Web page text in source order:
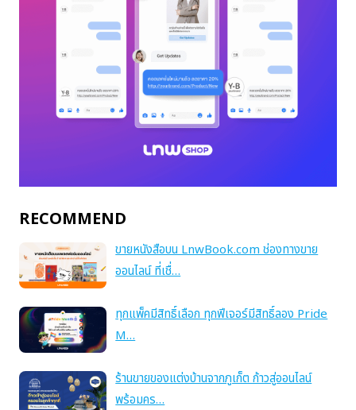
RECOMMEND
ขายหนังสือบน LnwBook.com ช่องทางขาย
ออนไลน์ ที่เชื่…
ทุกแพ็คมีสิทธิ์เลือก ทุกฟีเจอร์มีสิทธิ์ลอง Pride
M…
ร้านขายของแต่งบ้านจากภูเก็ต ก้าวสู่ออนไลน์
พร้อมคร…